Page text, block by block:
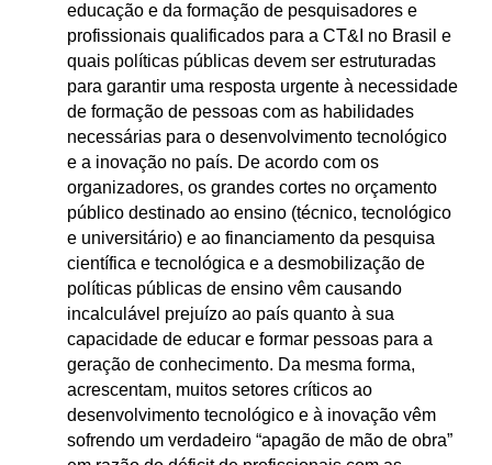
educação e da formação de pesquisadores e
profissionais qualificados para a CT&I no Brasil e
quais políticas públicas devem ser estruturadas
para garantir uma resposta urgente à necessidade
de formação de pessoas com as habilidades
necessárias para o desenvolvimento tecnológico
e a inovação no país. De acordo com os
organizadores, os grandes cortes no orçamento
público destinado ao ensino (técnico, tecnológico
e universitário) e ao financiamento da pesquisa
científica e tecnológica e a desmobilização de
políticas públicas de ensino vêm causando
incalculável prejuízo ao país quanto à sua
capacidade de educar e formar pessoas para a
geração de conhecimento. Da mesma forma,
acrescentam, muitos setores críticos ao
desenvolvimento tecnológico e à inovação vêm
sofrendo um verdadeiro “apagão de mão de obra”